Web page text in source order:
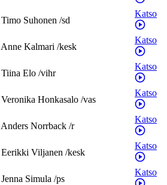
Timo Suhonen /sd
Katso
Anne Kalmari /kesk
Katso
Tiina Elo /vihr
Katso
Veronika Honkasalo /vas
Katso
Anders Norrback /r
Katso
Eerikki Viljanen /kesk
Katso
Jenna Simula /ps
Katso